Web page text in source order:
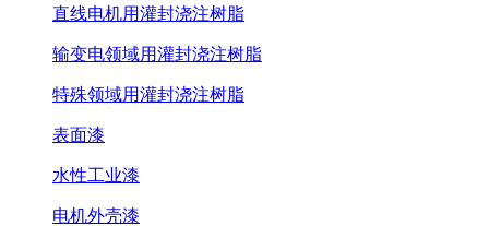
直线电机用灌封浇注树脂
输变电领域用灌封浇注树脂
特殊领域用灌封浇注树脂
表面漆
水性工业漆
电机外壳漆